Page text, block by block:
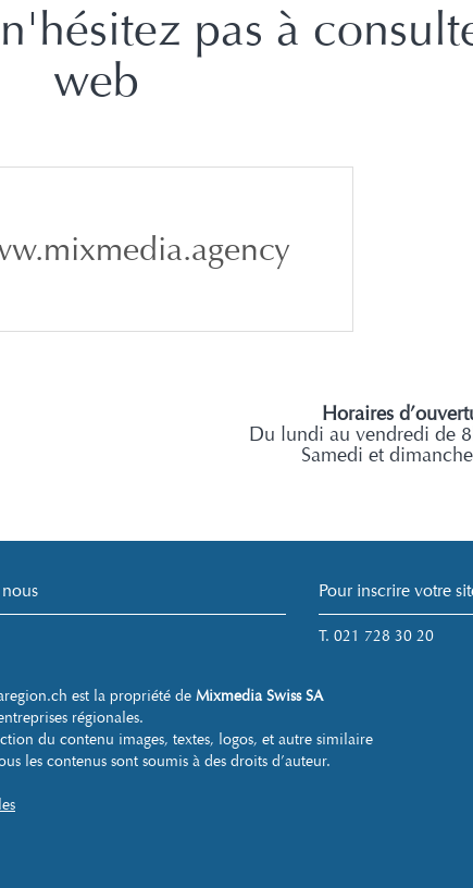
pas à
web
Horaires
Du lundi au vendredi de
Samedi et
Pour inscrire votre
T. 021 728 30 20
est la propriété de Mixmedia Swiss SA
régionales.
du contenu images, textes, logos, et autre similaire
les contenus sont soumis à des droits d’auteur.